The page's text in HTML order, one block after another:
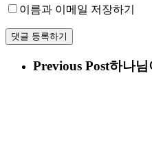
이름과 이메일 저장하기
Previous Post하나님